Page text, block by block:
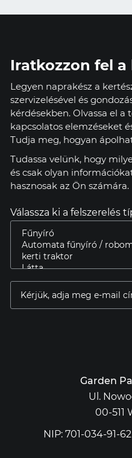
Iratkozzon fel a
Legyen naprakész a
szervizelésével és
kérdésekben. Olvassa el a
kapcsolatos elemzéseket
Tudja meg, hogyan
Tudassa velünk, hogy
és csak olyan
hasznosak az Ön számára.
Válassza ki a felszerelés
Garden
Ul.
00-511
NIP: 701-034-91-62